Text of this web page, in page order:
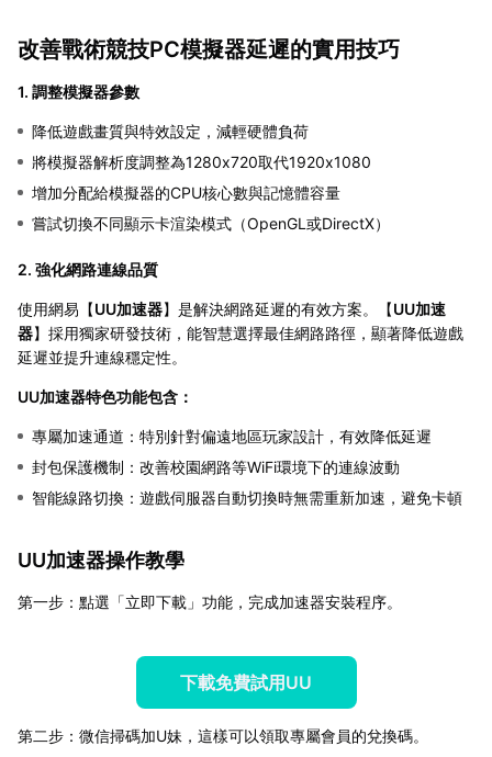
改善戰術競技PC模擬器延遲的實用技巧
1. 調整模擬器參數
降低遊戲畫質與特效設定，減輕硬體負荷
將模擬器解析度調整為1280x720取代1920x1080
增加分配給模擬器的CPU核心數與記憶體容量
嘗試切換不同顯示卡渲染模式（OpenGL或DirectX）
2. 強化網路連線品質
使用網易【UU加速器】是解決網路延遲的有效方案。【UU加速
器】採用獨家研發技術，能智慧選擇最佳網路路徑，顯著降低遊戲
延遲並提升連線穩定性。
UU加速器特色功能包含：
專屬加速通道：特別針對偏遠地區玩家設計，有效降低延遲
封包保護機制：改善校園網路等WiFi環境下的連線波動
智能線路切換：遊戲伺服器自動切換時無需重新加速，避免卡頓
UU加速器操作教學
第一步：點選「立即下載」功能，完成加速器安裝程序。
下載免費試用UU
第二步：微信掃碼加U妹，這樣可以領取專屬會員的兌換碼。